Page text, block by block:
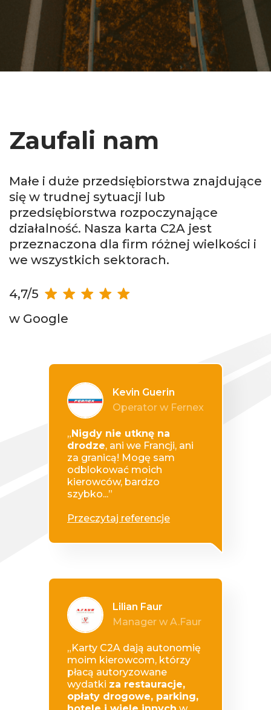
Zaufali nam
Małe i duże przedsiębiorstwa znajdujące
się w trudnej sytuacji lub
przedsiębiorstwa rozpoczynające
działalność. Nasza karta C2A jest
przeznaczona dla firm różnej wielkości i
we wszystkich sektorach.
4,7/5
w Google
Kevin Guerin
Operator w Fernex
„Nigdy nie utknę na
drodze, ani we Francji, ani
za granicą! Mogę sam
odblokować moich
kierowców, bardzo
szybko...”
Przeczytaj referencje
Lilian Faur
Manager w A.Faur
„Karty C2A dają autonomię
moim kierowcom, którzy
płacą autoryzowane
wydatki za restauracje,
opłaty drogowe, parking,